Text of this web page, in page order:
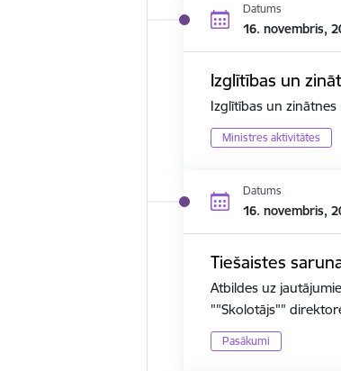
Datums
16. novembris,
Izglītības un
Izglītības un
Ministres aktivitātes
Datums
16. novembris,
Tiešaistes
Atbildes uz
""Skolotājs""
Pasākumi